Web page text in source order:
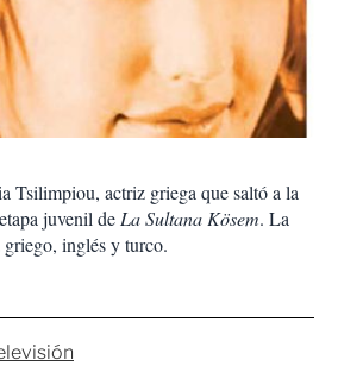
Tsilimpiou, actriz griega que saltó a la
juvenil deLa Sultana Kösem. La
inglés y turco.